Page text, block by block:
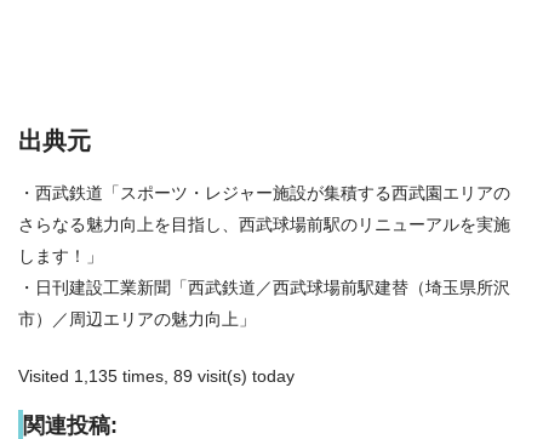
出典元
・西武鉄道「スポーツ・レジャー施設が集積する西武園エリアの
さらなる魅力向上を目指し、西武球場前駅のリニューアルを実施
します！」
・日刊建設工業新聞「西武鉄道／西武球場前駅建替（埼玉県所沢
市）／周辺エリアの魅力向上」
Visited 1,135 times, 89 visit(s) today
関連投稿: